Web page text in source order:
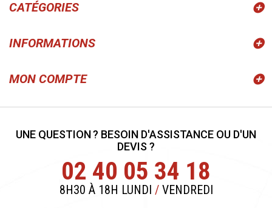
CATÉGORIES
INFORMATIONS
MON COMPTE
UNE QUESTION ? BESOIN D'ASSISTANCE OU D'UN
DEVIS ?
02 40 05 34 18
8H30 À 18H LUNDI /VENDREDI